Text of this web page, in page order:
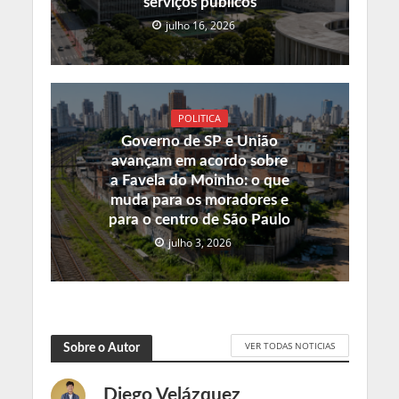
julho 16, 2026
POLITICA
Governo de SP e União
avançam em acordo sobre
a Favela do Moinho: o que
muda para os moradores e
para o centro de São Paulo
julho 3, 2026
Sobre o Autor VER TODAS NOTICIAS
Diego Velázquez